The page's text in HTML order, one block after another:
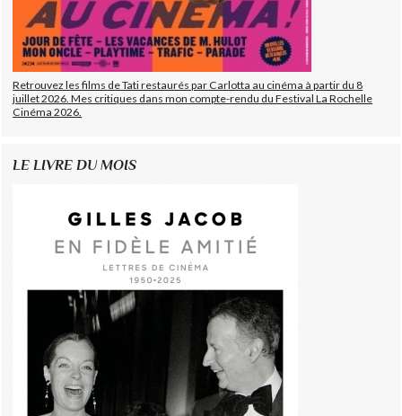
Retrouvez les films de Tati restaurés par Carlotta au cinéma à partir du 8
juillet 2026. Mes critiques dans mon compte-rendu du Festival La Rochelle
Cinéma 2026.
LE LIVRE DU MOIS